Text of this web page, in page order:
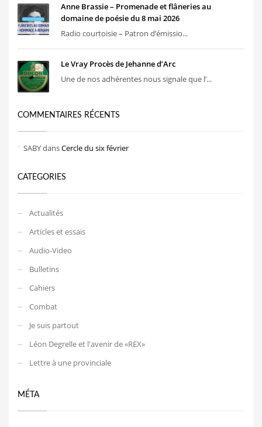
Anne Brassie – Promenade et flâneries au
domaine de poésie du 8 mai 2026
Radio courtoisie – Patron d’émissio...
Le Vray Procès de Jehanne d’Arc
Une de nos adhérentes nous signale que l’...
COMMENTAIRES RÉCENTS
SABYdansCercle du six février
CATEGORIES
Actualités
Articles et essais
Audio-Video
Bulletins
Cahiers
Combat
Je suis partout
Léon Degrelle et l'avenir de «REX»
Lettre à une provinciale
MÉTA